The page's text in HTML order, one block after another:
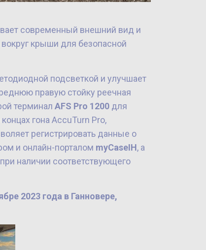
современный внешний вид и
крыши для безопасной
подсветкой и улучшает
правую стойку реечная
терминал AFS Pro 1200 для
гона AccuTurn Pro,
регистрировать данные о
и онлайн-порталом myCaseIH, а
наличии соответствующего
2023 года в Ганновере,